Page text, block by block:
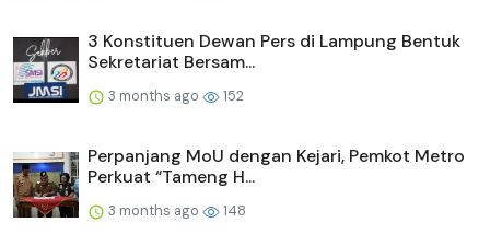
3 Konstituen Dewan Pers di Lampung Bentuk
Sekretariat Bersam...
3 months ago 152
Perpanjang MoU dengan Kejari, Pemkot Metro
Perkuat “Tameng H...
3 months ago 148